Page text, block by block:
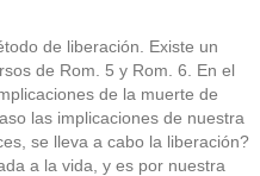
de liberación. Existe un
de Rom. 5 y Rom. 6. En el
de la muerte de
las implicaciones de nuestra
se lleva a cabo la liberación?
a la vida, y es por nuestra